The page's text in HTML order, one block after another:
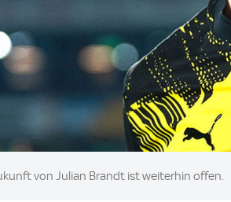
von Julian Brandt ist weiterhin offen.